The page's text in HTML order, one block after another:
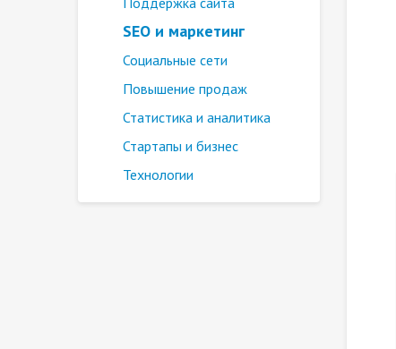
SEO и маркетинг
Социальные сети
Повышение продаж
Статистика и аналитика
Стартапы и бизнес
Технологии